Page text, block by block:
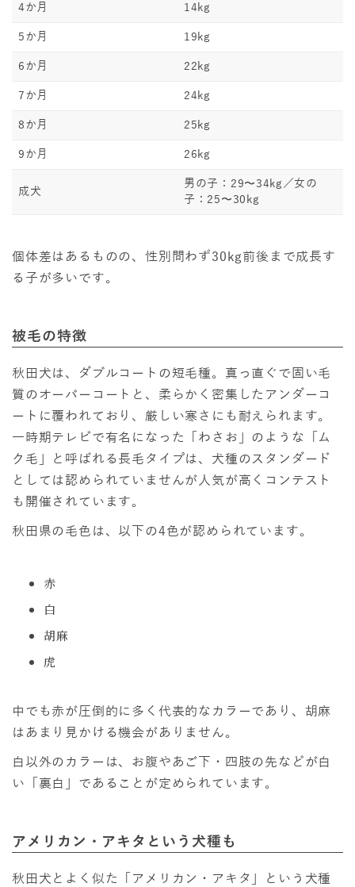
4か月 14kg
5か月 19kg
6か月 22kg
7か月 24kg
8か月 25kg
9か月 26kg
成犬
男の子：29〜34kg／女の
子：25〜30kg
個体差はあるものの、性別問わず30kg前後まで成長す
る子が多いです。
被毛の特徴
秋田犬は、ダブルコートの短毛種。真っ直ぐで固い毛
質のオーバーコートと、柔らかく密集したアンダーコ
ートに覆われており、厳しい寒さにも耐えられます。
一時期テレビで有名になった「わさお」のような「ム
ク毛」と呼ばれる長毛タイプは、犬種のスタンダード
としては認められていませんが人気が高くコンテスト
も開催されています。
秋田県の毛色は、以下の4色が認められています。
赤
白
胡麻
虎
中でも赤が圧倒的に多く代表的なカラーであり、胡麻
はあまり見かける機会がありません。
白以外のカラーは、お腹やあご下・四肢の先などが白
い「裏白」であることが定められています。
アメリカン・アキタという犬種も
秋田犬とよく似た「アメリカン・アキタ」という犬種